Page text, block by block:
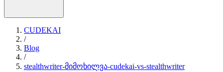
CUDEKAI
/
Blog
/
stealthwriter-მიმოხილვა-cudekai-vs-stealthwriter